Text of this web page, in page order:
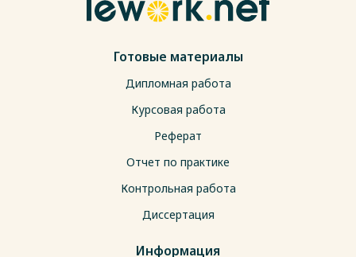
Готовые материалы
Дипломная работа
Курсовая работа
Реферат
Отчет по практике
Контрольная работа
Диссертация
Информация